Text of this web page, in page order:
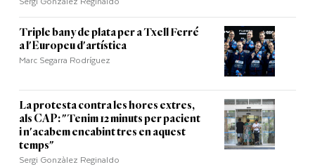
Triple bany de plata per a Txell Ferré
a l'Europeu d'artística
Marc Segarra Rodríguez
La protesta contra les hores extres,
als CAP: "Tenim 12 minuts per pacient
i n'acabem encabint tres en aquest
temps"
Sergi Gonzàlez Reginaldo